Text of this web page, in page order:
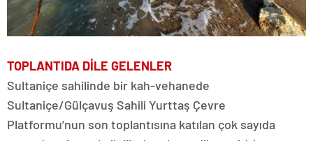
TOPLANTIDA DİLE GELENLER
Sultaniçe sahilinde bir kah-vehanede
Sultaniçe/Gülçavuş Sahili Yurttaş Çevre
Platformu’nun son toplantısına katılan çok sayıda